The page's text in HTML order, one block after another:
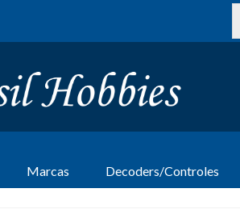
Marcas Decoders/Controles